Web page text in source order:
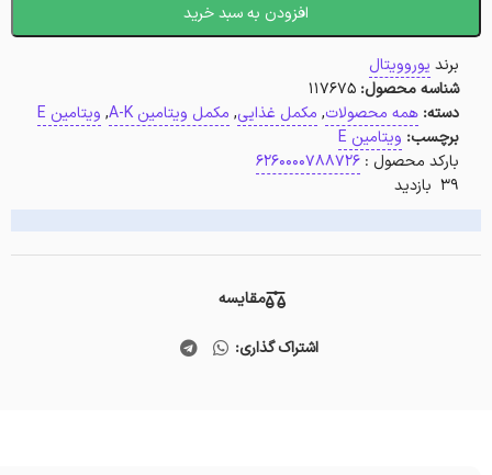
افزودن به سبد خرید
برند یوروویتال
شناسه محصول: 117675
دسته: همه محصولات, مکمل غذایی, مکمل ویتامین A-K , ویتامین E
برچسب: ویتامین E
بارکد محصول : 6260000788726
39 بازدید
مقایسه
اشتراک گذاری: